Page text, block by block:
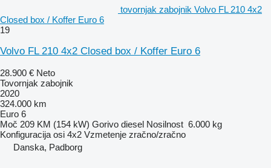
tovornjak zabojnik Volvo FL 210 4x2
Closed box / Koffer Euro 6
19
Volvo FL 210 4x2 Closed box / Koffer Euro 6
28.900 € Neto
Tovornjak zabojnik
2020
324.000 km
Euro 6
Moč 209 KM (154 kW) Gorivo diesel Nosilnost 6.000 kg
Konfiguracija osi 4x2 Vzmetenje zračno/zračno
Danska, Padborg